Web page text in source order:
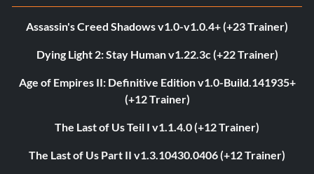
Assassin's Creed Shadows v1.0-v1.0.4+ (+23 Trainer)
Dying Light 2: Stay Human v1.22.3c (+22 Trainer)
Age of Empires II: Definitive Edition v1.0-Build.141935+
(+12 Trainer)
The Last of Us Teil I v1.1.4.0 (+12 Trainer)
The Last of Us Part II v1.3.10430.0406 (+12 Trainer)